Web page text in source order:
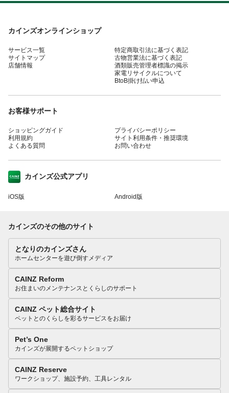
カインズオンラインショップ
サービス一覧
サイトマップ
店舗情報
特定商取引法に基づく表記
古物営業法に基づく表記
酒類販売管理者標識の掲示
家電リサイクルについて
BtoB掛け払い申込
お客様サポート
ショッピングガイド
利用規約
よくある質問
プライバシーポリシー
サイト利用条件・推奨環境
お問い合わせ
カインズ公式アプリ
iOS版 Android版
カインズのその他のサイト
となりのカインズさん
ホームセンターを遊び倒すメディア
CAINZ Reform
お住まいのメンテナンスとくらしのサポート
CAINZ ペット総合サイト
ペットとのくらしを彩るサービスをお届け
Pet’s One
カインズが展開するペットショップ
CAINZ Reserve
ワークショップ、施設予約、工具レンタル